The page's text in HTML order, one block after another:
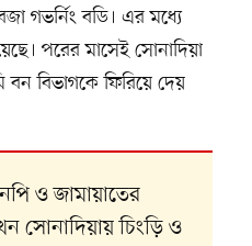
গভর্নিং বডি। এর মধ্যে
পরের মাসেই সোনাদিয়া
বিভাগকে ফিরিয়ে দেয়
ও জামায়াতের
সোনাদিয়ায় চিংড়ি ও